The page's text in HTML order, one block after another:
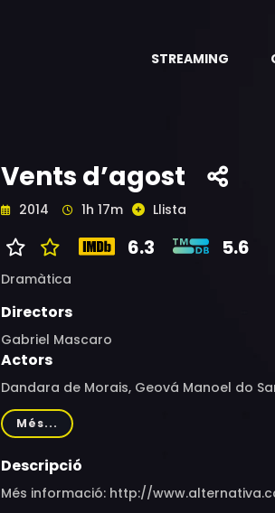
STREAMING
Vents d’agost
2014 1h 17m Llista
6.3 5.6
Dramàtica
Directors
Gabriel Mascaro
Actors
Dandara de Morais, Geová Manoel do
Santos
Més...
Descripció
Més informació: http://